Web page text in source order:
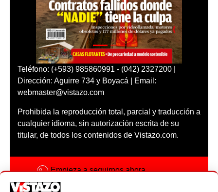
Teléfono: (+593) 985860991 - (042) 2327200 |
Dirección: Aguirre 734 y Boyacá | Email:
webmaster@vistazo.com
Prohibida la reproducción total, parcial y traducción a
cualquier idioma, sin autorización escrita de su
titular, de todos los contenidos de Vistazo.com.
Empieza a seguirnos ahora